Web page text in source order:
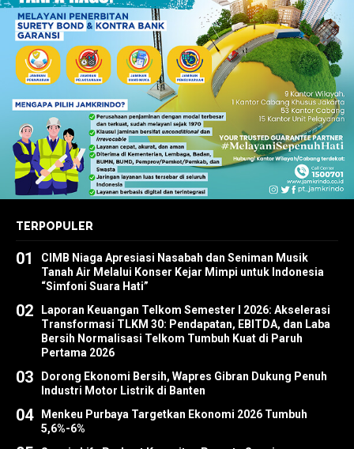
TERPOPULER
01
CIMB Niaga Apresiasi Nasabah dan Seniman Musik
Tanah Air Melalui Konser Kejar Mimpi untuk Indonesia
“Simfoni Suara Hati”
02
Laporan Keuangan Telkom Semester I 2026: Akselerasi
Transformasi TLKM 30: Pendapatan, EBITDA, dan Laba
Bersih Normalisasi Telkom Tumbuh Kuat di Paruh
Pertama 2026
03
Dorong Ekonomi Bersih, Wapres Gibran Dukung Penuh
Industri Motor Listrik di Banten
04
Menkeu Purbaya Targetkan Ekonomi 2026 Tumbuh
5,6%-6%